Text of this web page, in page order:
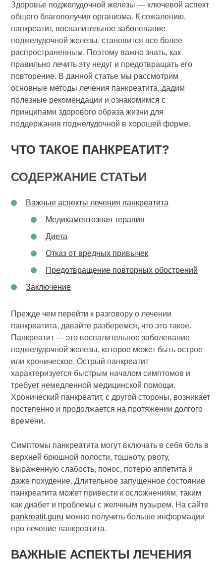
Здоровье поджелудочной железы — ключевой аспект
общего благополучия организма. К сожалению,
панкреатит, воспалительное заболевание
поджелудочной железы, становится все более
распространенным. Поэтому важно знать, как
правильно лечить эту недуг и предотвращать его
повторение. В данной статье мы рассмотрим
основные методы лечения панкреатита, дадим
полезные рекомендации и ознакомимся с
принципами здорового образа жизни для
поддержания поджелудочной в хорошей форме.
ЧТО ТАКОЕ ПАНКРЕАТИТ?
СОДЕРЖАНИЕ СТАТЬИ
Важные аспекты лечения панкреатита
Медикаментозная терапия
Диета
Отказ от вредных привычек
Предотвращение повторных обострений
Заключение
Прежде чем перейти к разговору о лечении
панкреатита, давайте разберемся, что это такое.
Панкреатит — это воспалительное заболевание
поджелудочной железы, которое может быть острое
или хроническое. Острый панкреатит
характеризуется быстрым началом симптомов и
требует немедленной медицинской помощи.
Хронический панкреатит, с другой стороны, возникает
постепенно и продолжается на протяжении долгого
времени.
Симптомы панкреатита могут включать в себя боль в
верхней брюшной полости, тошноту, рвоту,
выраженную слабость, понос, потерю аппетита и
даже похудение. Длительное запущенное состояние
панкреатита может привести к осложнениям, таким
как диабет и проблемы с желчным пузырем. На сайте
pankreatit.guru можно получить больше информации
про лечение панкреатита.
ВАЖНЫЕ АСПЕКТЫ ЛЕЧЕНИЯ